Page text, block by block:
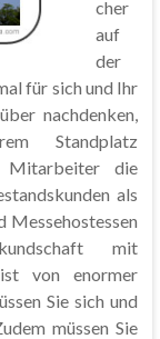
cher
auf
der
für sich und Ihr
nachdenken,
Standplatz
Mitarbeiter die
als
Messehostessen
mit
von enormer
Sie sich und
müssen Sie